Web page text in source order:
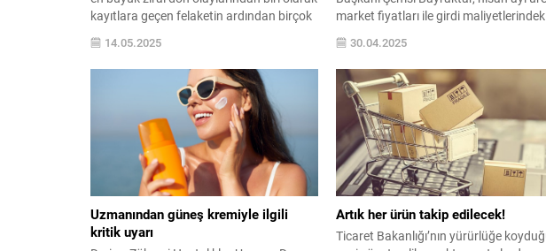
kayıtlara geçen felaketin ardından birçok
tarım ürününde zarar oranı yüzde 100’e
kadar ulaştı. Bu büyük zararın ardından,
birçok ürünün fiyatında iki katına varan ...
14.05.2025
market fiyatları ile girdi
değişimlere ilişkin, "Nisan ayında üretici
market arasındaki fiyat farkı en fazla
yüzde 256 ile havuçta görüldü.
fiyat farkını yüzde 230 ile marul, yüzde
222 ile kuru soğan, yüzde 219 ile kuru...
30.04.2025
Uzmanından güneş kremiyle ilgili
kritik uyarı
Artık her ürün takip edilecek!
Ticaret Bakanlığı’nın yürürlüğe